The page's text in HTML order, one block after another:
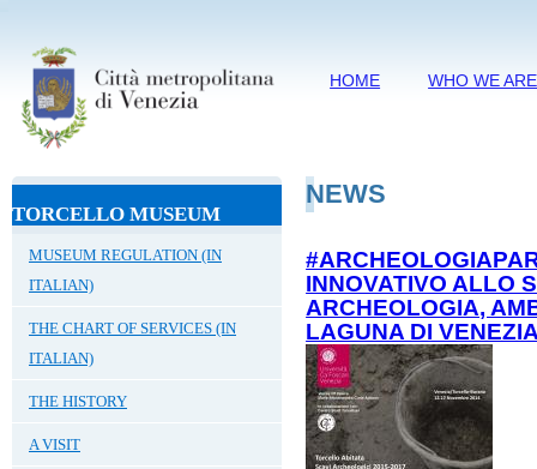
HOME WHO WE ARE
TORCELLO MUSEUM
MUSEUM REGULATION (IN
ITALIAN)
THE CHART OF SERVICES (IN
ITALIAN)
THE HISTORY
A VISIT
NEWS
INNOVATIVO ALLO
ARCHEOLOGIA,
LAGUNA DI